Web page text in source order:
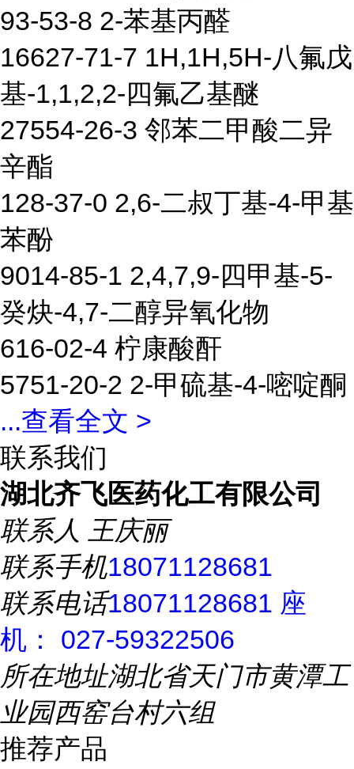
93-53-8 2-苯基丙醛
16627-71-7 1H,1H,5H-八氟戊
基-1,1,2,2-四氟乙基醚
27554-26-3 邻苯二甲酸二异
辛酯
128-37-0 2,6-二叔丁基-4-甲基
苯酚
9014-85-1 2,4,7,9-四甲基-5-
癸炔-4,7-二醇异氧化物
616-02-4 柠康酸酐
5751-20-2 2-甲硫基-4-嘧啶酮
...查看全文 >
联系我们
湖北齐飞医药化工有限公司
联系人 王庆丽
联系手机18071128681
联系电话18071128681 座
机： 027-59322506
所在地址湖北省天门市黄潭工
业园西窑台村六组
推荐产品